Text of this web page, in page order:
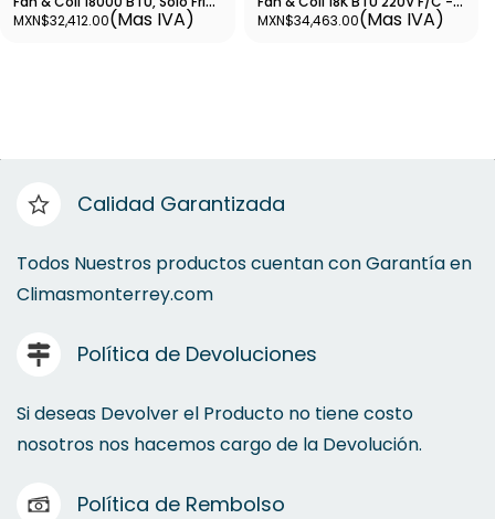
220V - SETABUQ22GM1A4-
MXN$32,412.00(Mas IVA)
SETABUW18GM1S1 -
MXN$34,463.00(Mas IVA)
Calidad Garantizada
Todos Nuestros productos cuentan con Garantía en
Climasmonterrey.com
Política de Devoluciones
Si deseas Devolver el Producto no tiene costo
nosotros nos hacemos cargo de la Devolución.
Política de Rembolso